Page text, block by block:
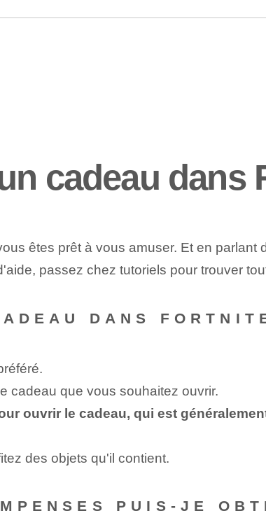
cadeau dans
êtes prêt à vous amuser. Et en parlant
passez chez tutoriels pour trouver
DANS
cadeau que vous souhaitez ouvrir.
ouvrir le cadeau, qui est
des objets qu'il contient.
PUIS-JE